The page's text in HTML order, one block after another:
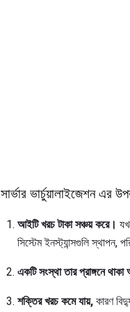
সার্ভার ভার্চুয়ালাইজেশন এর
আইটি খরচ টাকা সঞ্চয় করে।
সিস্টেম ইনস্ট্যান্সগুলি স্থাপন,
একটি সংস্থা তার প্রাঙ্গনে
শক্তির খরচ কমে যায়, কারণ